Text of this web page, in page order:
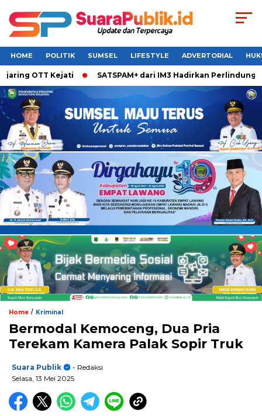
HOME POLITIK SUMSEL LIFESTYLE ADVERTORIAL
OTT Kejati SATSPAM+ dari IM3 Hadirkan
Home / Kriminal
Bermodal Kemoceng, Dua Pria
Terekam Kamera Palak Sopir Truk
Suara Publik
- Redaksi
Selasa, 13 Mei 2025